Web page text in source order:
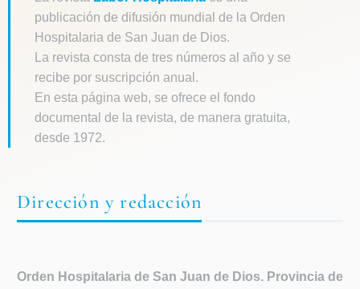
publicación de difusión mundial de la Orden
Hospitalaria de San Juan de Dios.
La revista consta de tres números al año y se
recibe por suscripción anual.
En esta página web, se ofrece el fondo
documental de la revista, de manera gratuita,
desde 1972.
Dirección y redacción
Orden Hospitalaria de San Juan de Dios. Provincia de